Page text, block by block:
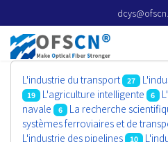
L'industrie du transport 27
19 L'agriculture intelligente 6
navale
6 La recherche
systèmes ferroviaires et de
L'industrie des pipelines 10